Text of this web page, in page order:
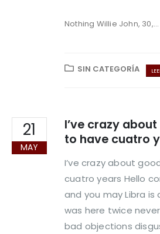
Nothing Willie John, 30,...
SIN CATEGORÍA
21
MAY
I’ve crazy
to have cuatro
I’ve crazy about
cuatro years Hello
and you may Libra
was here twice
bad objections